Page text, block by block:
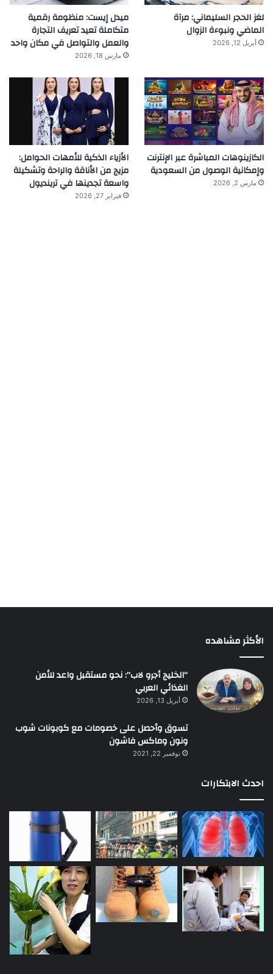
لغز الحجر السليماني: مرآة
الماضي ونبوءة الزوال
أبريل 12, 2026
ميدل إيست: منظومة رقمية
متكاملة تعيد تعريف التجارة
والعمل والتواصل في مكان واحد
مارس 18, 2026
الكازينوهات المباشرة عبر الإنترنت
وإمكانية الوصول من السعودية
مارس 2, 2026
الأزياء الذكية للأمهات الحوامل:
مزيج من الأناقة والراحة وتشكيلة
واسعة تجدينها في ترينديول
فبراير 27, 2026
الأكثر مشاهده
“الخليج أجرو لاب”: نحو مستقبل واعد للأمن
الغذائي العربي
أبريل 13, 2026
تسوق وأحصل على خصومات مع كوبونات شوب
ونون وماكس فاشون
نوفمبر 22, 2021
احدث الابتكارات